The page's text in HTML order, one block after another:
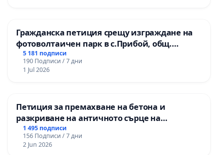
Гражданска петиция срещу изграждане на
фотоволтаичен парк в с.Прибой, общ.
Радомир
5 181 подписи
190 Подписи / 7 дни
1 Jul 2026
Петиция за премахване на бетона и
разкриване на античното сърце на
Могиланската могила във Враца
1 495 подписи
156 Подписи / 7 дни
2 Jun 2026